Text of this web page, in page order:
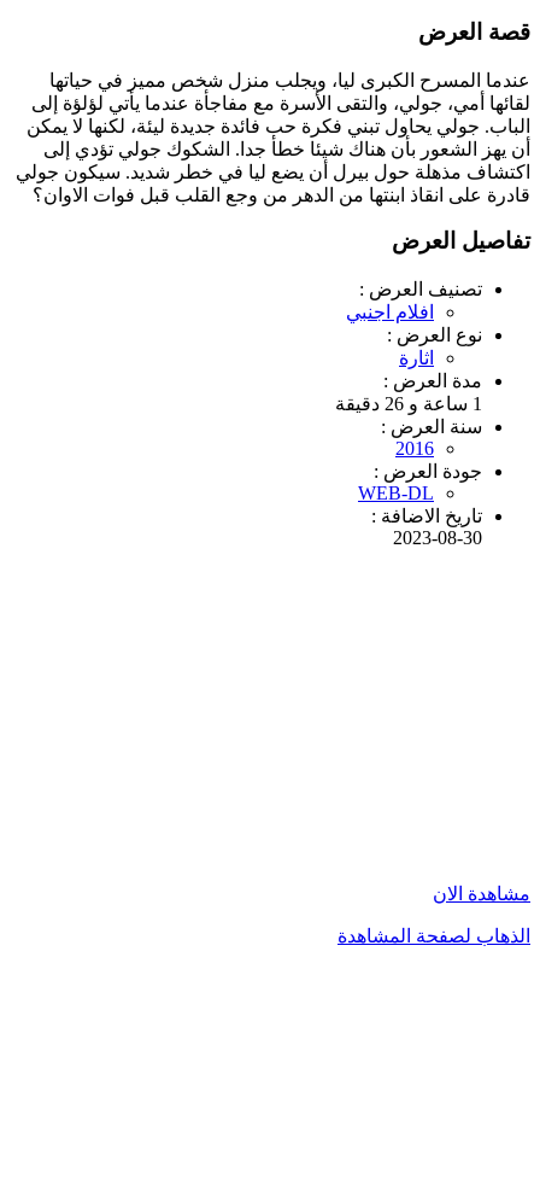
قصة العرض
عندما المسرح الكبرى ليا، ويجلب منزل شخص مميز في حياتها
لقائها أمي، جولي، والتقى الأسرة مع مفاجأة عندما يأتي لؤلؤة إلى
الباب. جولي يحاول تبني فكرة حب فائدة جديدة ليئة، لكنها لا يمكن
أن يهز الشعور بأن هناك شيئا خطأ جدا. الشكوك جولي تؤدي إلى
اكتشاف مذهلة حول بيرل أن يضع ليا في خطر شديد. سيكون جولي
قادرة على انقاذ ابنتها من الدهر من وجع القلب قبل فوات الاوان؟
تفاصيل العرض
تصنيف العرض :
افلام اجنبي
نوع العرض :
اثارة
مدة العرض :
1 ساعة و 26 دقيقة
سنة العرض :
2016
جودة العرض :
WEB-DL
تاريخ الاضافة :
2023-08-30
مشاهدة الان
الذهاب لصفحة المشاهدة